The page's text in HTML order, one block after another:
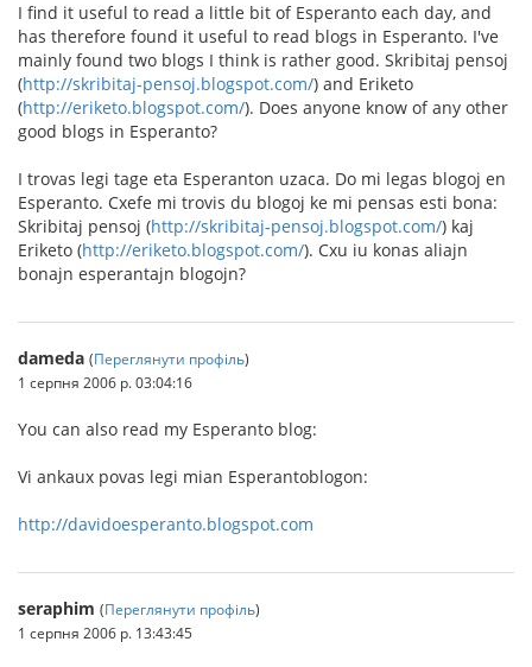
I find it useful to read a little bit of Esperanto each day, and
has therefore found it useful to read blogs in Esperanto. I've
mainly found two blogs I think is rather good. Skribitaj pensoj
(http://skribitaj-pensoj.blogspot.com/) and Eriketo
(http://eriketo.blogspot.com/). Does anyone know of any other
good blogs in Esperanto?
I trovas legi tage eta Esperanton uzaca. Do mi legas blogoj en
Esperanto. Cxefe mi trovis du blogoj ke mi pensas esti bona:
Skribitaj pensoj (http://skribitaj-pensoj.blogspot.com/) kaj
Eriketo (http://eriketo.blogspot.com/). Cxu iu konas aliajn
bonajn esperantajn blogojn?
dameda (Переглянути профіль)
1 серпня 2006 р. 03:04:16
You can also read my Esperanto blog:
Vi ankaux povas legi mian Esperantoblogon:
http://davidoesperanto.blogspot.com
seraphim (Переглянути профіль)
1 серпня 2006 р. 13:43:45